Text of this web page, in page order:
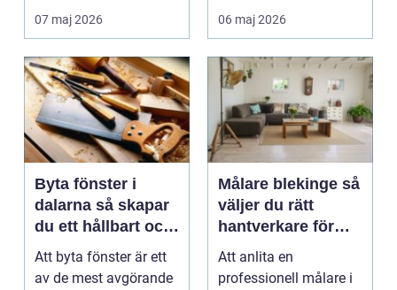
Taket på...
07 maj 2026
sätten att sänka sina
upp...
06 maj 2026
Byta fönster i
dalarna så skapar
du ett hållbart och
vackert hus
Att byta fönster är ett
av de mest avgörande
Målare blekinge så
väljer du rätt
hantverkare för
hem och företag
Att anlita en
professionell målare i